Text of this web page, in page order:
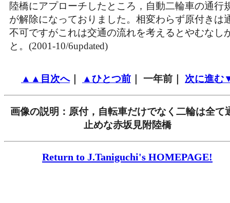
陸橋にアプローチしたところ，自動二輪車の通行
が解除になっておりました。相変わらず原付きは
不可ですがこれは交通の流れを考えるとやむなし
と。(2001-10/6updated)
▲▲目次へ｜ ▲ひとつ前 ｜ 一年前｜ 次に進む
画像の説明：原付，自転車だけでなく二輪は全て
止めな赤坂見附陸橋
Return to J.Taniguchi's HOMEPAGE!